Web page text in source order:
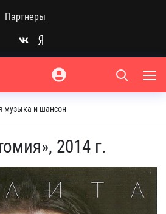
Партнеры
музыка и шансон
2014 г.